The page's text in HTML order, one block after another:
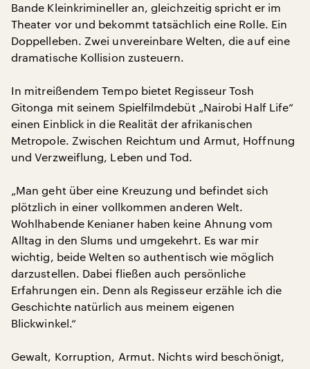
Bande Kleinkrimineller an, gleichzeitig spricht er im
Theater vor und bekommt tatsächlich eine Rolle. Ein
Doppelleben. Zwei unvereinbare Welten, die auf eine
dramatische Kollision zusteuern.
In mitreißendem Tempo bietet Regisseur Tosh
Gitonga mit seinem Spielfilmdebüt „Nairobi Half Life“
einen Einblick in die Realität der afrikanischen
Metropole. Zwischen Reichtum und Armut, Hoffnung
und Verzweiflung, Leben und Tod.
„Man geht über eine Kreuzung und befindet sich
plötzlich in einer vollkommen anderen Welt.
Wohlhabende Kenianer haben keine Ahnung vom
Alltag in den Slums und umgekehrt. Es war mir
wichtig, beide Welten so authentisch wie möglich
darzustellen. Dabei fließen auch persönliche
Erfahrungen ein. Denn als Regisseur erzähle ich die
Geschichte natürlich aus meinem eigenen
Blickwinkel.“
Gewalt, Korruption, Armut. Nichts wird beschönigt,